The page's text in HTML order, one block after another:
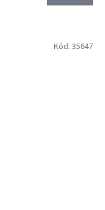
Kód: 35647